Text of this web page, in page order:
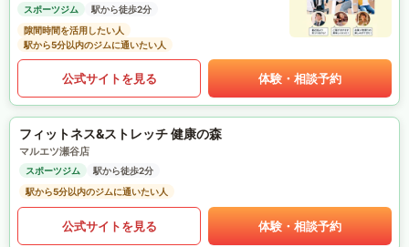
スポーツジム
駅から徒歩2分
隙間時間を活用したい人
駅から5分以内のジムに通いたい人
公式サイトを見る 体験・相談予約
フィットネス&ストレッチ 健康の森
マルエツ瀬谷店
スポーツジム
駅から徒歩2分
駅から5分以内のジムに通いたい人
公式サイトを見る 体験・相談予約